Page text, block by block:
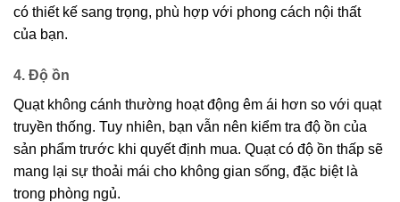
có thiết kế sang trọng, phù hợp với phong cách nội thất
của bạn.
4. Độ ồn
Quạt không cánh thường hoạt động êm ái hơn so với quạt
truyền thống. Tuy nhiên, bạn vẫn nên kiểm tra độ ồn của
sản phẩm trước khi quyết định mua. Quạt có độ ồn thấp sẽ
mang lại sự thoải mái cho không gian sống, đặc biệt là
trong phòng ngủ.